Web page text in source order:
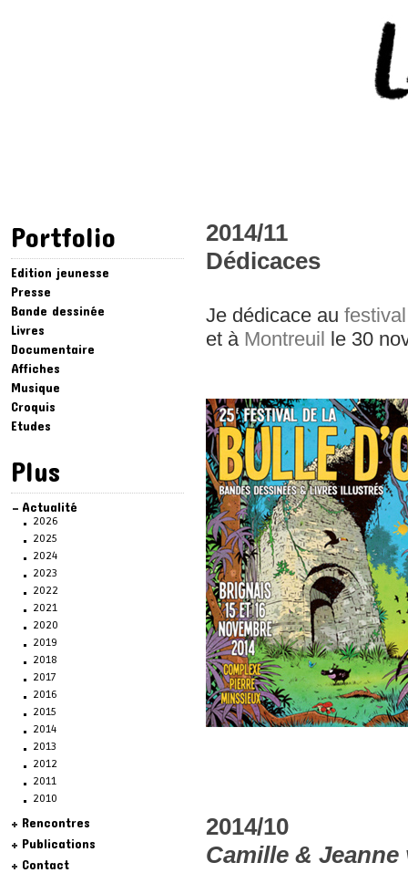
Portfolio
Edition jeunesse
Presse
Bande dessinée
Livres
Documentaire
Affiches
Musique
Croquis
Etudes
Plus
Actualité
2026
2025
2024
2023
2022
2021
2020
2019
2018
2017
2016
2015
2014
2013
2012
2011
2010
Rencontres
Publications
Contact
2014/11
Dédicaces
Je dédicace au
et à Montreuil le 30
2014/10
Camille &